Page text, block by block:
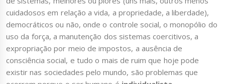
cuidadosos em relação a vida, a propriedade, a liberdade),
democráticos ou não, onde o controle social, o monopólio do
uso da força, a manutenção dos sistemas coercitivos, a
expropriação por meio de impostos, a ausência de
consciência social, e tudo o mais de ruim que hoje pode
existir nas sociedades pelo mundo, são problemas que